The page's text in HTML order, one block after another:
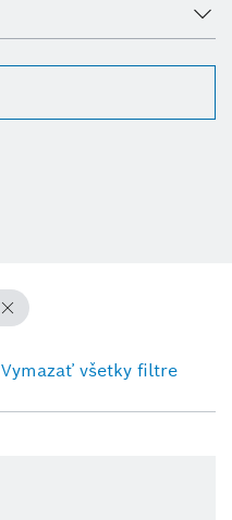
Vymazať všetky filtre